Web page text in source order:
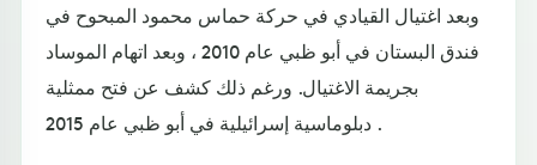
وبعد اغتيال القيادي في حركة حماس محمود المبحوح في
فندق البستان في أبو ظبي عام 2010 ، وبعد اتهام الموساد
بجريمة الاغتيال. ورغم ذلك كشف عن فتح ممثلية
دبلوماسية إسرائيلية في أبو ظبي عام 2015 .